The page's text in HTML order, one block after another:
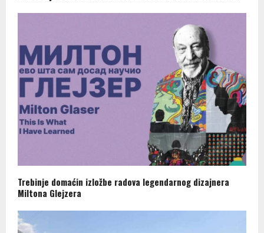
Trebinje domaćin izložbe radova legendarnog dizajnera
Miltona Glejzera